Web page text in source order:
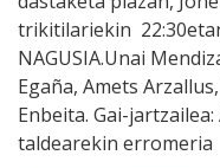
trikitilariekin 22:30etan
NAGUSIA.Unai
Egaña, Amets
Enbeita. Gai-
taldearekin erromeria